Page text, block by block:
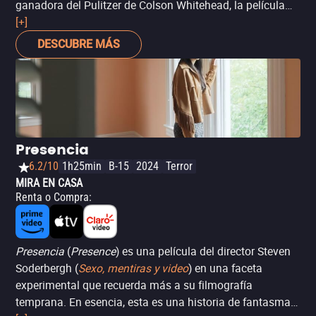
ganadora del Pulitzer de Colson Whitehead, la película
ofrece una historia poderosa y conmovedora sobre la
amistad y la resiliencia en medio de la brutalidad de un
reformatorio de Florida. La relación entre los dos
protagonistas es emotiva, mientras que el brillante guión
construye un impactante retrato de la injusticia y el
racismo institucionalizado. Con destacadas actuaciones
y sensible dirección, Nickel Boys es un drama imperdible
que deja una profunda reflexión sobre la pertenencia, el
racismo y la amistad.
[+]
DESCUBRE MÁS
Presencia
6.2/10 1h25min B-15 2024 Terror
MIRA EN CASA
Renta o Compra:
Presencia (Presence) es una película del director Steven
Soderbergh (Sexo, mentiras y video) en una faceta
experimental que recuerda más a su filmografía
temprana. En esencia, esta es una historia de fantasmas,